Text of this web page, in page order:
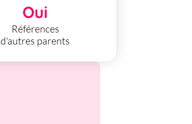
Oui
Références
d'autres parents